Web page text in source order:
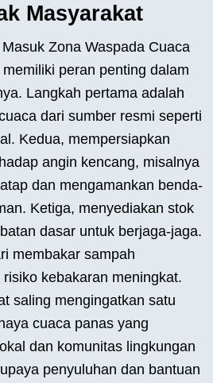
Masyarakat
Zona Waspada Cuaca
peran penting dalam
Langkah pertama adalah
dari sumber resmi seperti
Kedua, mempersiapkan
angin kencang, misalnya
dan mengamankan benda-
Ketiga, menyediakan stok
dasar untuk berjaga-jaga.
membakar sampah
kebakaran meningkat.
saling mengingatkan satu
cuaca panas yang
dan komunitas lingkungan
penyuluhan dan bantuan